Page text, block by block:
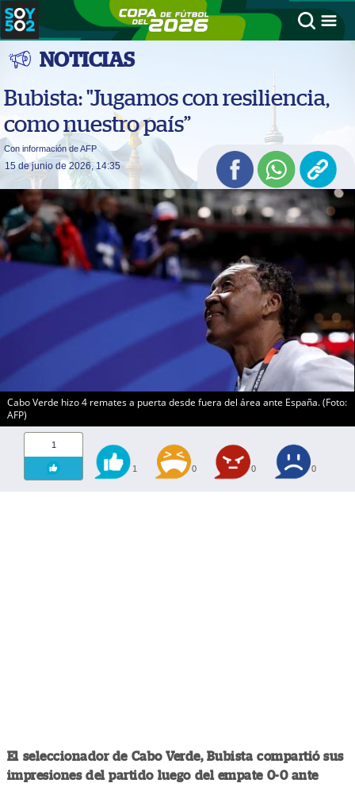
NOTICIAS
Bubista: "Jugamos con resiliencia,
como nuestro país”
Con información de AFP
15 de junio de 2026, 14:35
Cabo Verde hizo 4 remates a puerta desde fuera del área ante España. (Foto:
AFP)
1
1 0 0 0
El seleccionador de Cabo Verde, Bubista compartió sus
impresiones del partido luego del empate 0-0 ante